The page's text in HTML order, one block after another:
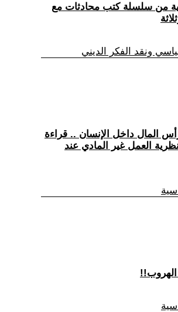
من سلسلة كتب محادثات مع
ونقد الفكر الديني
المال داخل الإنسان .. قراءة
العمل غير المادي عند